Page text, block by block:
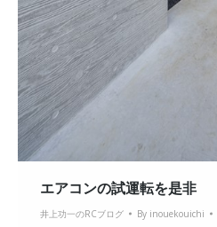
エアコンの試運転を是非
井上功一のRCブログ By inouekouichi